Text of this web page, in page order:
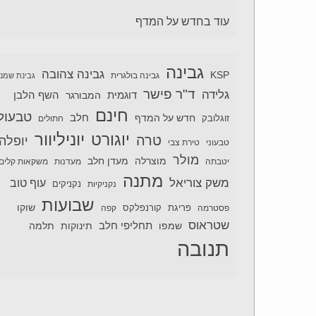
עוד בחדש על המדף
KSP גבינה גבינה בולגרית גבינה צהובה גבינת
גלידה ד"ר פישר דוגמית המבורגר השף הלבן
זוגלובק חדש על המדף חינם חלב חתולים
טבעוני טירת צבי טרה יוגורט יוניליוור
יטבתה מולר מוצרלה מעדן חלב מעדנות משקאות
משק צוריאל מתנה נקניקיות נקניקים עוף טוב
פסטרמה פריגת קורנפלקס קפה שבועות שוקו
שטראוס שמפו תחליפי חלב תינוקות תלמה
תנובה